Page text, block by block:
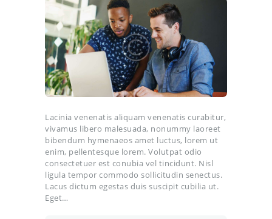
Lacinia venenatis aliquam venenatis curabitur,
vivamus libero malesuada, nonummy laoreet
bibendum hymenaeos amet luctus, lorem ut
enim, pellentesque lorem. Volutpat odio
consectetuer est conubia vel tincidunt. Nisl
ligula tempor commodo sollicitudin senectus.
Lacus dictum egestas duis suscipit cubilia ut.
Eget…